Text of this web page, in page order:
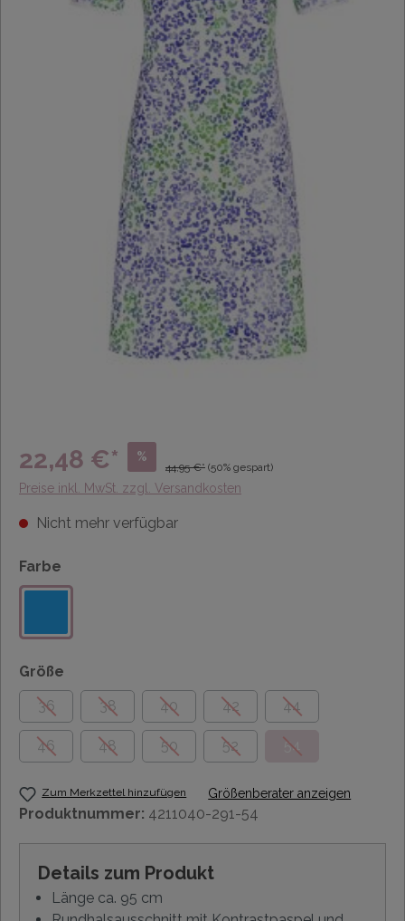
22,48 €* %
44,95 €* (50% gespart)
Preise inkl. MwSt. zzgl. Versandkosten
Nicht mehr verfügbar
Farbe
Größe
36
38 40 42 44
46 48 50 52 54
Zum Merkzettel hinzufügen Größenberater anzeigen
Produktnummer: 4211040-291-54
Details zum Produkt
Länge ca. 95 cm